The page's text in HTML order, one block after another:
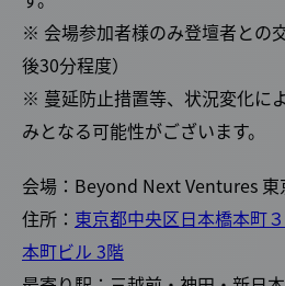
※ 会場参加者様のみ登壇者との
後30分程度）
※ 蔓延防止措置等、状況変化に
みとなる可能性がございます。
会場：Beyond Next Ventures 東
住所： 東京都中央区日本橋本町
本町ビル 3階